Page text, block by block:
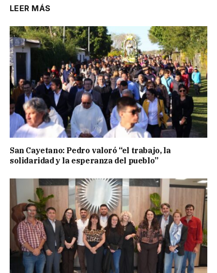
LEER MÁS
San Cayetano: Pedro valoró “el trabajo, la
solidaridad y la esperanza del pueblo”